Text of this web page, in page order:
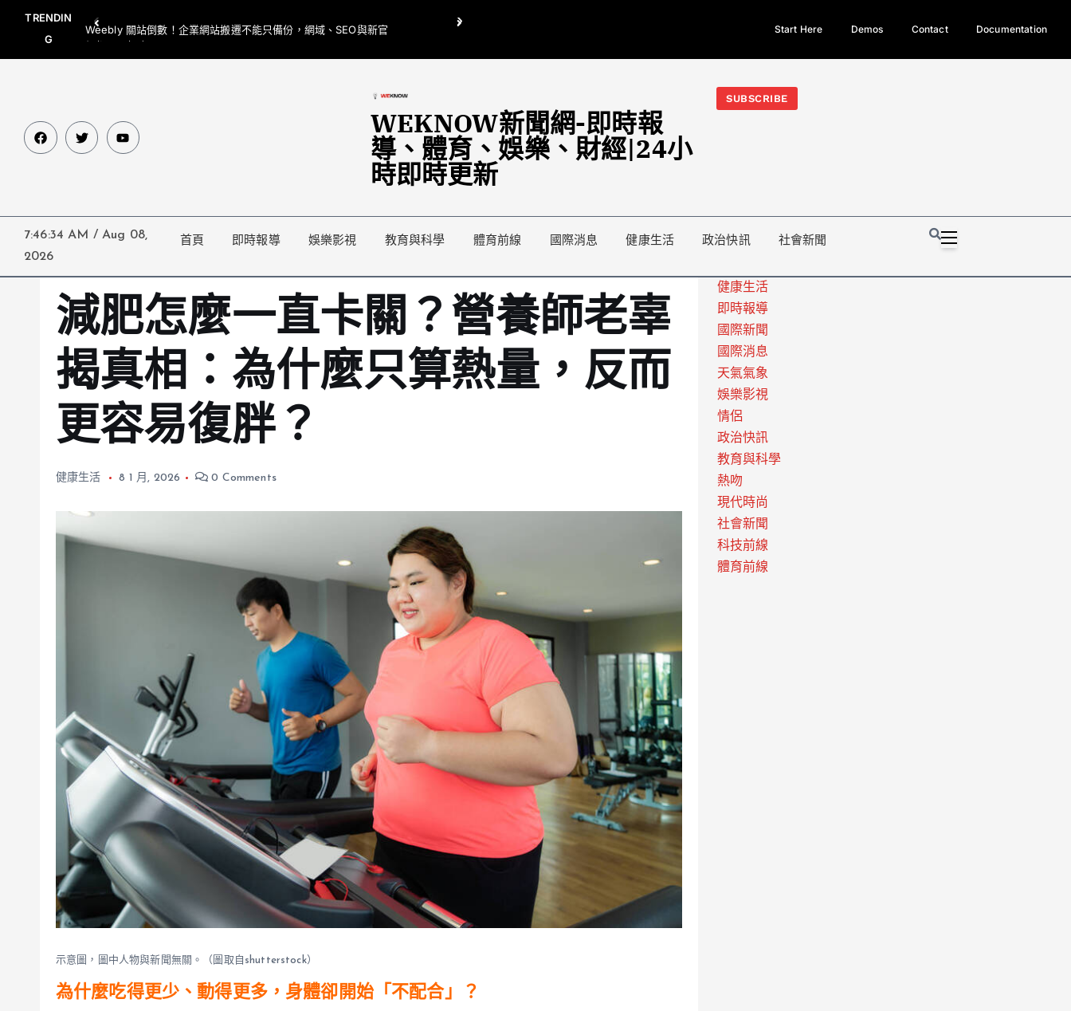
TRENDIN
G
Weebly 關站倒數！企業網站搬遷不能只備份，網域、SEO與新官
網都要一起處理
翁曉玲喊刪陸委會1295萬媒宣費惹議 梁文傑回「只能靠嘴巴」
今日熱門新聞TOP3｜西拉雅族正式成第17個原住民族、立院電競
光電場回
Start Here Demos Contact Documentation
WEKNOW新聞網-即時報
導、體育、娛樂、財經|24小
時即時更新
SUBSCRIBE
7:46:35 AM / Aug 08,
2026
首頁 即時報導 娛樂影視 教育與科學 體育前線 國際消息 健康生活 政治快訊 社會新聞
減肥怎麼一直卡關？營養師老辜
揭真相：為什麼只算熱量，反而
更容易復胖？
健康生活 8 1 月, 2026 0 Comments
示意圖，圖中人物與新聞無關。（圖取自shutterstock）
為什麼吃得更少、動得更多，身體卻開始「不配合」？
健康生活
即時報導
國際新聞
國際消息
天氣氣象
娛樂影視
情侶
政治快訊
教育與科學
熱吻
現代時尚
社會新聞
科技前線
體育前線